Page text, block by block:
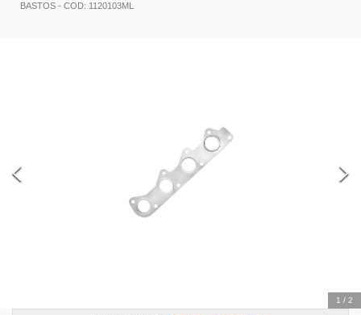
BASTOS - COD: 1120103ML
2 / 2